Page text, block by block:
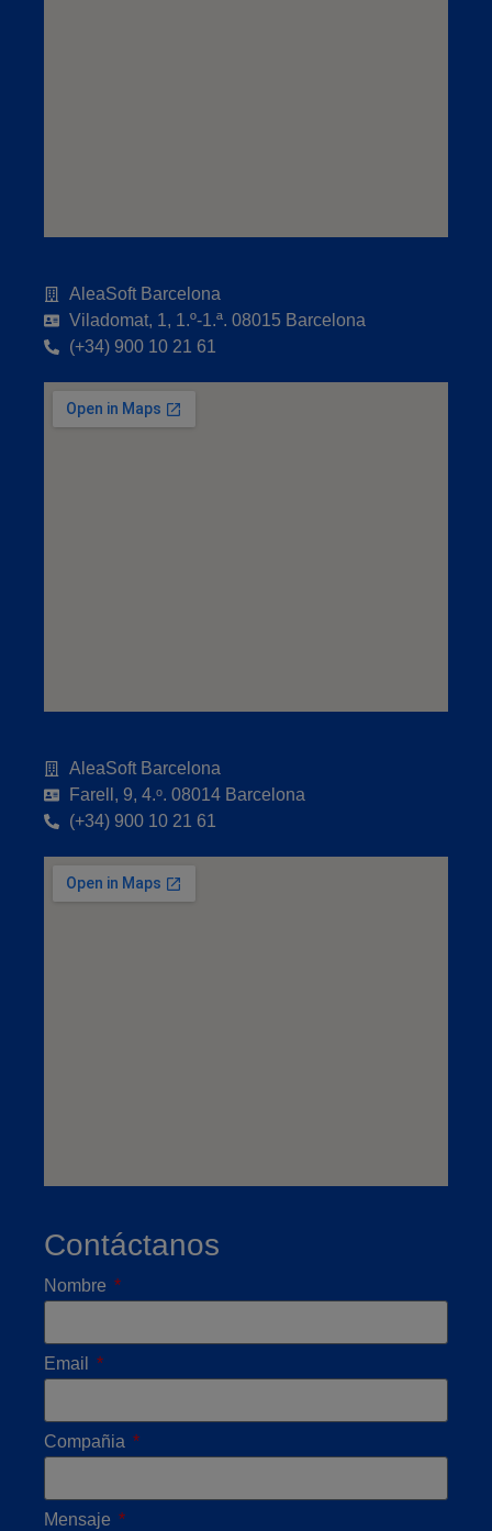
AleaSoft Barcelona
Viladomat, 1, 1.º-1.ª. 08015 Barcelona
(+34) 900 10 21 61
AleaSoft Barcelona
Farell, 9, 4.ᵒ. 08014 Barcelona
(+34) 900 10 21 61
Contáctanos
Nombre
Email
Compañia
Mensaje